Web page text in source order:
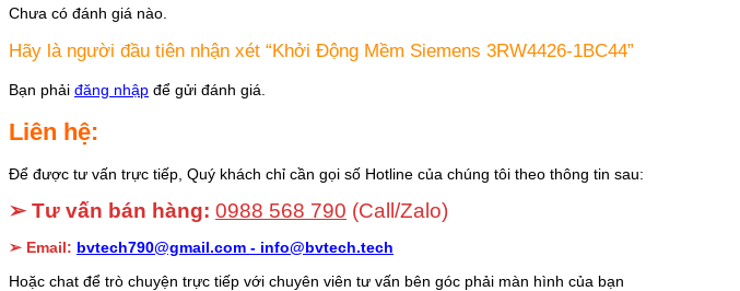
Chưa có đánh giá nào.
Hãy là người đầu tiên nhận xét “Khởi Động Mềm Siemens 3RW4426-1BC44”
Bạn phải đăng nhập để gửi đánh giá.
Liên hệ:
Để được tư vấn trực tiếp, Quý khách chỉ cần gọi số Hotline của chúng tôi theo thông tin sau:
➢ Tư vấn bán hàng: 0988 568 790 (Call/Zalo)
➢ Email: bvtech790@gmail.com - info@bvtech.tech
Hoặc chat để trò chuyện trực tiếp với chuyên viên tư vấn bên góc phải màn hình của bạn